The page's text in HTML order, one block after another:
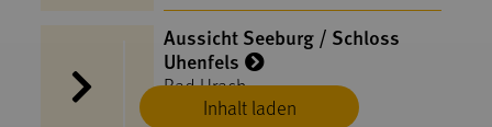
Inhalt laden
Aussicht Seeburg / Schloss
Uhenfels
Bad Urach